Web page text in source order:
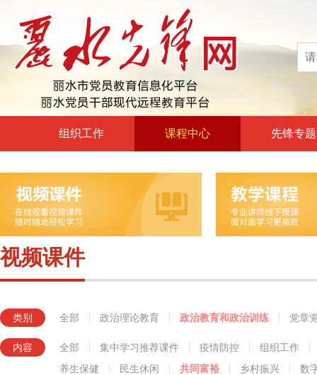
组织工作
领导动态
自身建设
组工文件
组工之窗
课程中心
政治教育和政治训练
党章党规党纪教育
革命传统教育
先锋专题
视频课件
类别 全部 政治理论教育 政治教育和政治训练 党章
内容 全部 集中学习推荐课件 疫情防控
组织工作
养生保健
民生休闲 共同富裕 乡村振兴 数